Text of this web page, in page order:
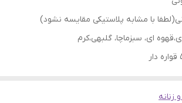
با مشابه پلاستیکی مقایسه نشود)
ای، سبزماچا، گلبهی،کرم
زنانه